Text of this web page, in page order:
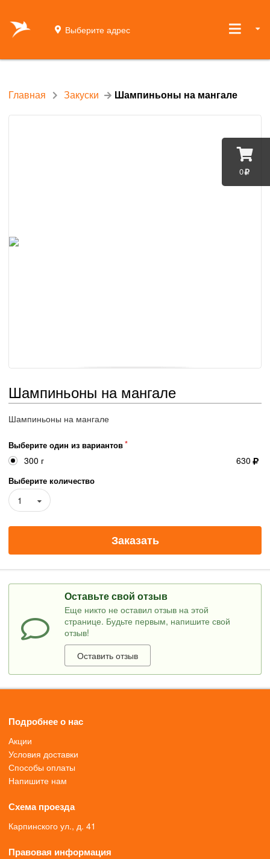
0
Выберите адрес
Главная Закуски Шампиньоны на мангале
Шампиньоны на мангале
Шампиньоны на мангале
Выберите один из вариантов
300 г 630
Выберите количество
1
Заказать
Оставьте свой отзыв
Еще никто не оставил отзыв на этой
странице. Будьте первым, напишите свой
отзыв!
Оставить отзыв
Подробнее о нас
Акции
Условия доставки
Способы оплаты
Напишите нам
Схема проезда
Карпинского ул., д. 41
Правовая информация